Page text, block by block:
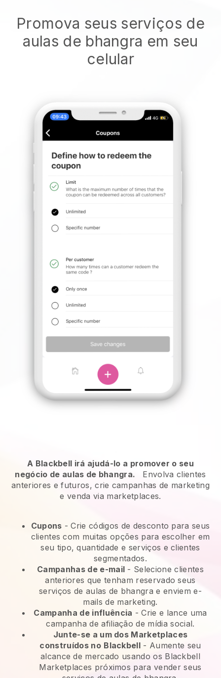
Promova seus serviços de
aulas de bhangra em seu
celular
A Blackbell irá ajudá-lo a promover o seu
negócio de aulas de bhangra.
Envolva clientes
anteriores e futuros, crie campanhas de marketing
e venda via marketplaces.
Cupons - Crie códigos de desconto para seus
clientes com muitas opções para escolher em
seu tipo, quantidade e serviços e clientes
segmentados.
Campanhas de e-mail - Selecione clientes
anteriores que tenham reservado seus
serviços de aulas de bhangra e enviem e-
mails de marketing.
Campanha de influência - Crie e lance uma
campanha de afiliação de mídia social.
Junte-se a um dos Marketplaces
construídos no Blackbell - Aumente seu
alcance de mercado usando os Blackbell
Marketplaces próximos para vender seus